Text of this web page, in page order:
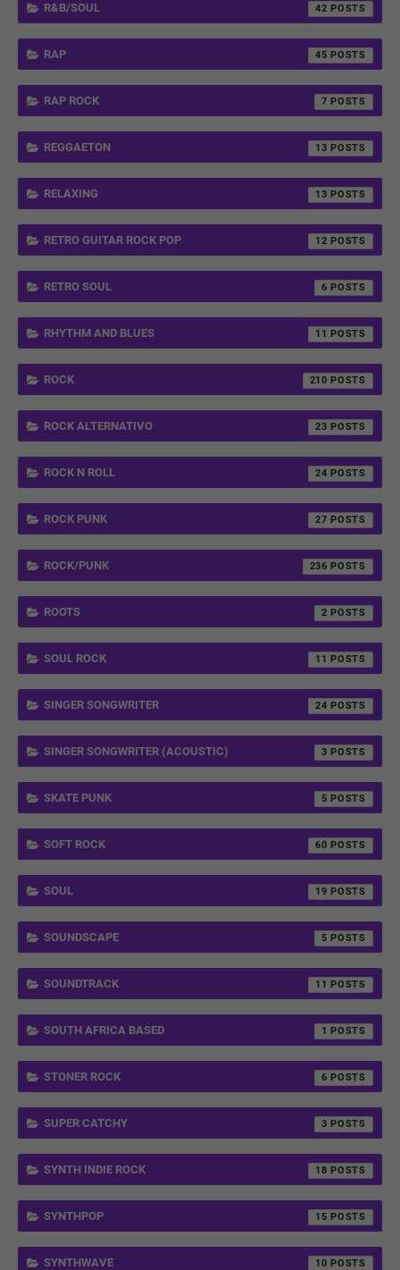
R&B/SOUL 42
RAP 45
RAP ROCK 7
REGGAETON 13
RELAXING 13
RETRO GUITAR ROCK POP 12
RETRO SOUL 6
RHYTHM AND BLUES 11
ROCK 210
ROCK ALTERNATIVO 23
ROCK N ROLL 24
ROCK PUNK 27
ROCK/PUNK 236
ROOTS 2
SOUL ROCK 11
SINGER SONGWRITER 24
SINGER SONGWRITER (ACOUSTIC) 3
SKATE PUNK 5
SOFT ROCK 60
SOUL 19
SOUNDSCAPE 5
SOUNDTRACK 11
SOUTH AFRICA BASED 1
STONER ROCK 6
SUPER CATCHY 3
SYNTH INDIE ROCK 18
SYNTHPOP 15
SYNTHWAVE 10